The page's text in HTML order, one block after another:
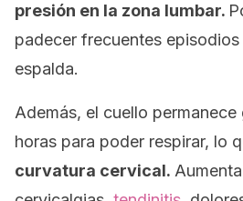
presión en la zona lumbar.
padecer frecuentes
espalda.
Además, el cuello
horas para poder respirar, lo
curvatura cervical.